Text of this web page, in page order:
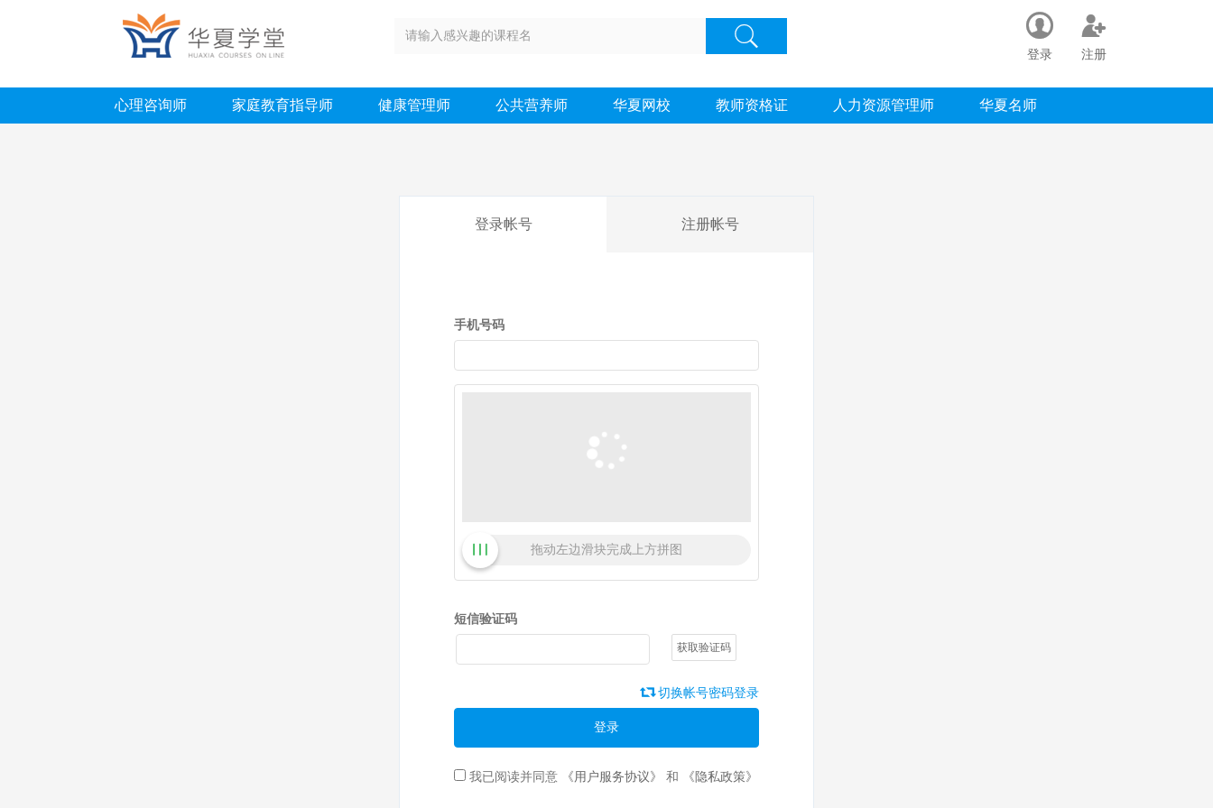
登录 注册
心理咨询师 家庭教育指导师 健康管理师 公共营养师 华夏网校 教师资格证 人力资源管理师 华夏名师
登录帐号 注册帐号
手机号码
拖动左边滑块完成上方拼图
短信验证码
获取验证码
切换帐号密码登录
登录
我已阅读并同意 《用户服务协议》 和 《隐私政策》